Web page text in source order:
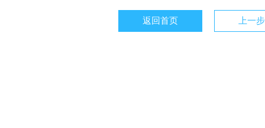
返回首页 上一步